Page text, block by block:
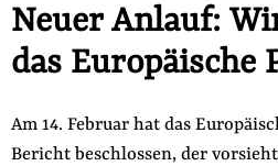
Neuer Anlauf:
das Europäische
Am 14. Februar hat das
Bericht beschlossen, der